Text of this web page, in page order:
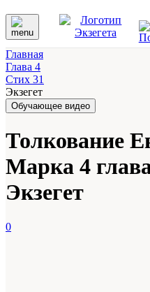
Главная
Глава 4
Стих 31
Экзегет
Обучающее видео
Толкование
Марка 4
Экзегет
0